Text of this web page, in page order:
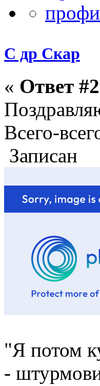
С др Скар
« Ответ
Всего-
Записан
"Я потом
-